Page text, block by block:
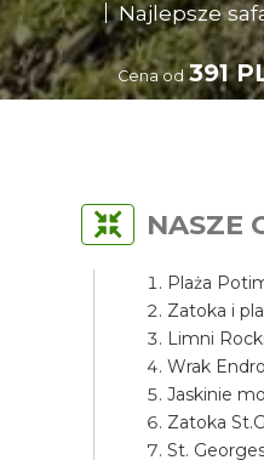
Najlepsze
Cena od 391
NASZE
Plaża
Zatoka i
Limni
Wrak
Jaskinie
Zatoka
St.